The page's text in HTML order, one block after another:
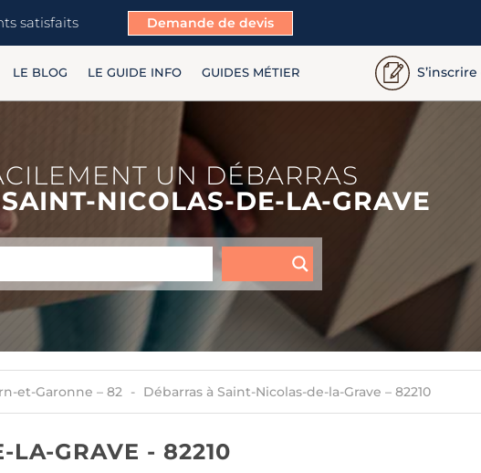
satisfaits Demande de devis
LE BLOG LE GUIDE INFO GUIDES MÉTIER
UN DÉBARRAS
NICOLAS-DE-LA-GRAVE
et-Garonne – 82 Débarras à Saint-Nicolas-de-la-Grave – 82210
LA-GRAVE - 82210